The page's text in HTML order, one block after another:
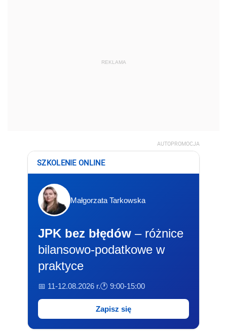
REKLAMA
AUTOPROMOCJA
SZKOLENIE ONLINE
Małgorzata Tarkowska
JPK bez błędów – różnice
bilansowo-podatkowe w
praktyce
📅 11-12.08.2026 r.🕐 9:00-15:00
Zapisz się